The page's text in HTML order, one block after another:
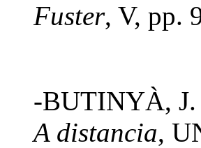
Fuster, V, pp.
-BUTINYÀ,
A distancia,